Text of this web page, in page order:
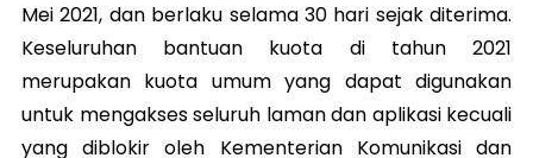
Mei 2021, dan berlaku selama 30 hari sejak diterima.
Keseluruhan bantuan kuota di tahun 2021
merupakan kuota umum yang dapat digunakan
untuk mengakses seluruh laman dan aplikasi kecuali
yang diblokir oleh Kementerian Komunikasi dan